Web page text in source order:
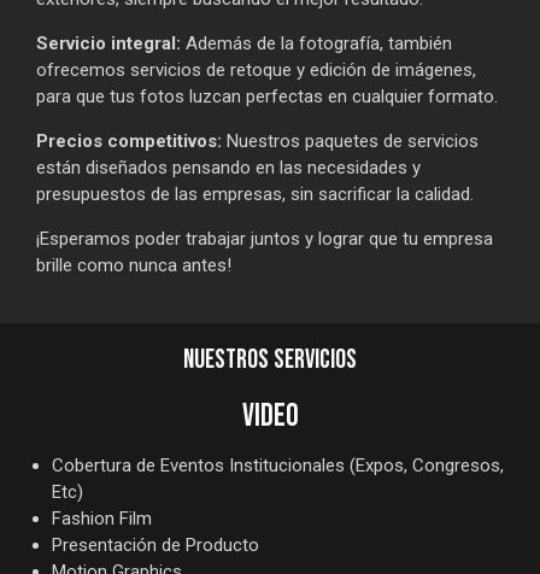
Servicio integral: Además de la fotografía, también
ofrecemos servicios de retoque y edición de imágenes,
para que tus fotos luzcan perfectas en cualquier formato.
Precios competitivos: Nuestros paquetes de servicios
están diseñados pensando en las necesidades y
presupuestos de las empresas, sin sacrificar la calidad.
¡Esperamos poder trabajar juntos y lograr que tu empresa
brille como nunca antes!
NUESTROS SERVICIOS
VIDEO
Cobertura de Eventos Institucionales (Expos, Congresos,
Etc)
Fashion Film
Presentación de Producto